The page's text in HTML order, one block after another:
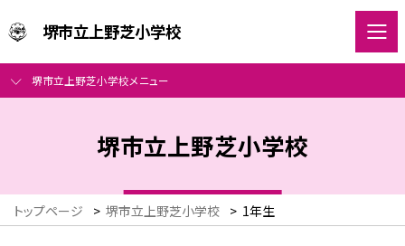
堺市立上野芝小学校
堺市立上野芝小学校メニュー
堺市立上野芝小学校
トップページ > 堺市立上野芝小学校 > 1年生